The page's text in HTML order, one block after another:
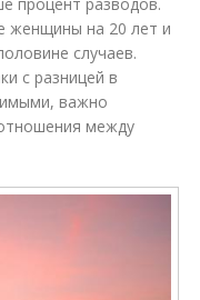
женщины на 20 лет и
случаев.
с разницей в
важно
между